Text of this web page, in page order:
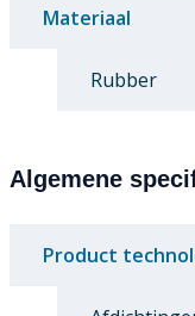
Materiaal
Rubber
Algemene
Product